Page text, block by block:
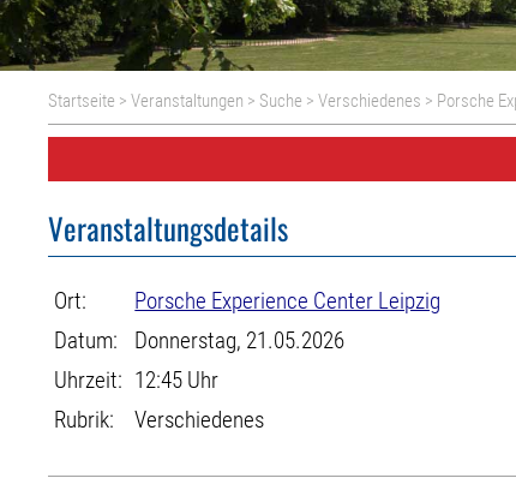
Startseite >Veranstaltungen > Suche >Verschiedenes > Porsche
Veranstaltungsdetails
Ort:
Porsche Experience Center Leipzig
Datum:
Donnerstag, 21.05.2026
Uhrzeit: 12:45 Uhr
Rubrik:
Verschiedenes